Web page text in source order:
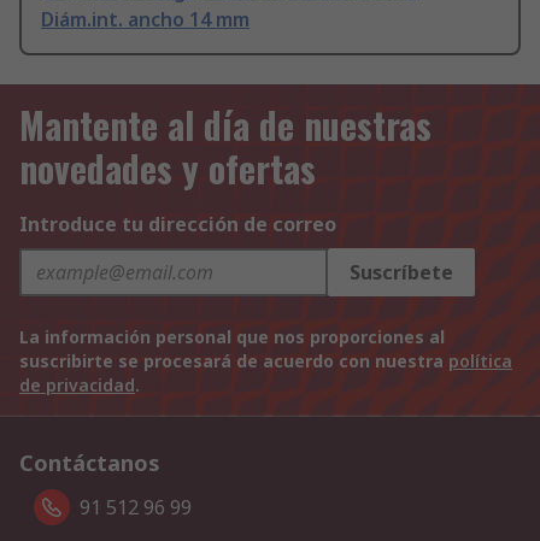
Diám.int. ancho 14 mm
Mantente al día de nuestras
novedades y ofertas
Introduce tu dirección de correo
Suscríbete
La información personal que nos proporciones al
suscribirte se procesará de acuerdo con nuestra política
de privacidad.
Contáctanos
91 512 96 99